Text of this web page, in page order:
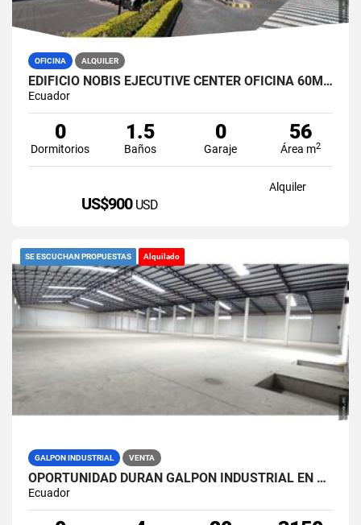
OFICINA ALQUILER
EDIFICIO NOBIS EJECUTIVE CENTER OFICINA 60M2 EN ALQUILER AMOBLADA
Ecuador
0
Dormitorios
1.5
Baños
0
Garaje
56
Área m2
Alquiler
US$900 USD
SE ESCUCHAN PROPUESTAS Alquilado
GALPON INDUSTRIAL VENTA
OPORTUNIDAD DURAN GALPON INDUSTRIAL EN VENTA LAS BRISAS
Ecuador